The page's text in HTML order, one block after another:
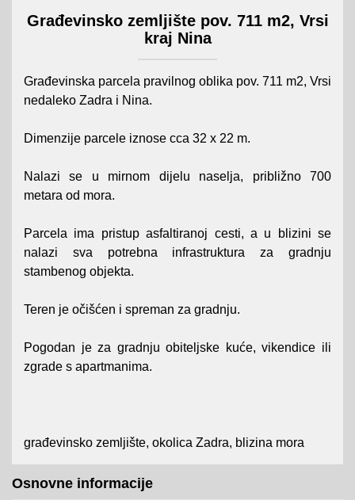
Građevinsko zemljište pov. 711 m2, Vrsi
kraj Nina
Građevinska parcela pravilnog oblika pov. 711 m2, Vrsi
nedaleko Zadra i Nina.
Dimenzije parcele iznose cca 32 x 22 m.
Nalazi se u mirnom dijelu naselja, približno 700
metara od mora.
Parcela ima pristup asfaltiranoj cesti, a u blizini se
nalazi sva potrebna infrastruktura za gradnju
stambenog objekta.
Teren je očišćen i spreman za gradnju.
Pogodan je za gradnju obiteljske kuće, vikendice ili
zgrade s apartmanima.
građevinsko zemljište, okolica Zadra, blizina mora
Osnovne informacije